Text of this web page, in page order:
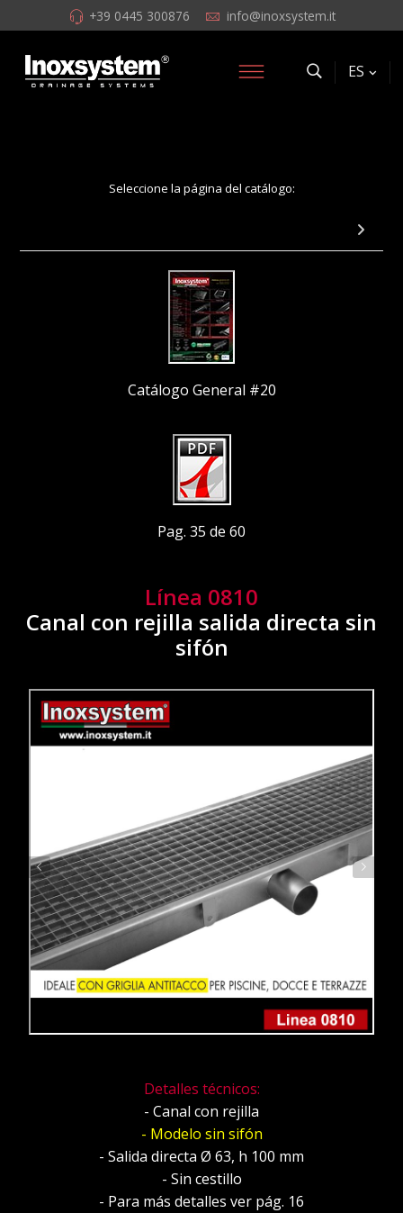
+39 0445 300876 info@inoxsystem.it
ES
Seleccione la página del catálogo:
Catálogo General #20
Pag. 35 de 60
Línea 0810
Canal con rejilla salida directa sin
sifón
Detalles técnicos:
- Canal con rejilla
- Modelo sin sifón
- Salida directa Ø 63, h 100 mm
- Sin cestillo
- Para más detalles ver pág. 16